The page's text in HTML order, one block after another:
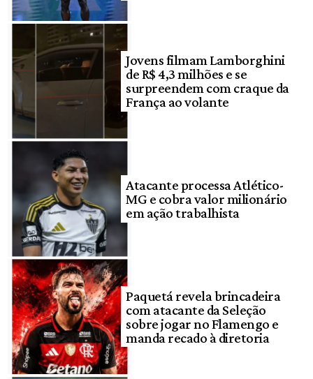
Jovens filmam Lamborghini
de R$ 4,3 milhões e se
surpreendem com craque da
França ao volante
Atacante processa Atlético-
MG e cobra valor milionário
em ação trabalhista
Paquetá revela brincadeira
com atacante da Seleção
sobre jogar no Flamengo e
manda recado à diretoria